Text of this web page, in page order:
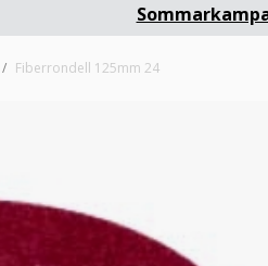
Fiberrondell 125mm 24